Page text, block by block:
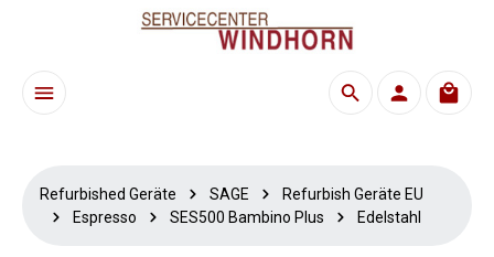
Zum Hauptinhalt springen
Refurbished Geräte SAGE
Refurbish Geräte EU
Espresso
SES500 Bambino Plus Edelstahl